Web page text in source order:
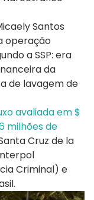
Santos
operação
a SSP: era
da
de lavagem de
avaliada em $
milhões de
Cruz de la
Criminal) e